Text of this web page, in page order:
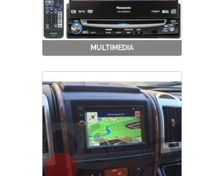
MULTIMEDIA